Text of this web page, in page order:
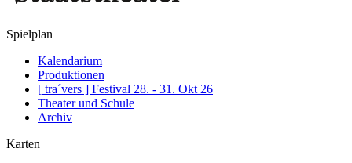
Spielplan
Kalendarium
Produktionen
[ tra´vers ] Festival 28. - 31. Okt 26
Theater und Schule
Archiv
Karten